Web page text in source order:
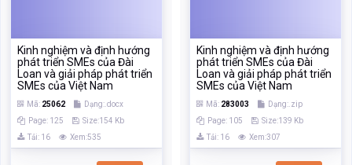
Kinh nghiệm và định hướng
phát triển SMEs của Đài
Loan và giải pháp phát triển
SMEs của Việt Nam
Mã: 25062
Dạng:.docx
Page: 125
Size:154 Kb
Tải: 16
Xem:535
Kinh nghiệm và định hướng
phát triển SMEs của Đài
Loan và giải pháp phát triển
SMEs của Việt Nam
Mã: 283003
Dạng:.zip
Page: 105
Size:139 Kb
Tải: 16
Xem:307